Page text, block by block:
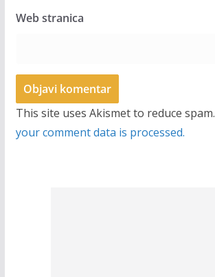
Web stranica
This site uses Akismet to reduce spam.
your comment data is processed.